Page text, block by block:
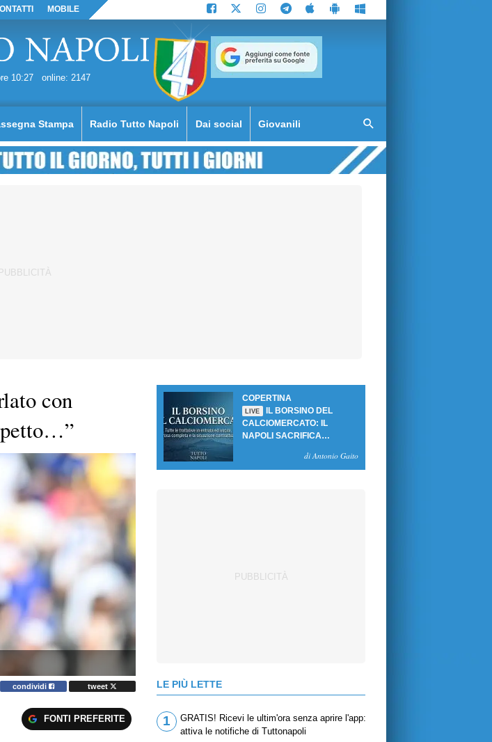
MOBILE
10:27 online: 2147
Stampa Radio Tutto Napoli Dai social Giovanili
con
condividi tweet
FONTI PREFERITE
COPERTINA
LIVE
IL BORSINO DEL
CALCIOMERCATO: IL
NAPOLI SACRIFICA
SBLOCCANO ARRIVIdi Antonio Gaito
LE PIÙ LETTE
1
GRATIS! Ricevi le ultim'ora senza aprire l'app:
attiva le notifiche di Tuttonapoli